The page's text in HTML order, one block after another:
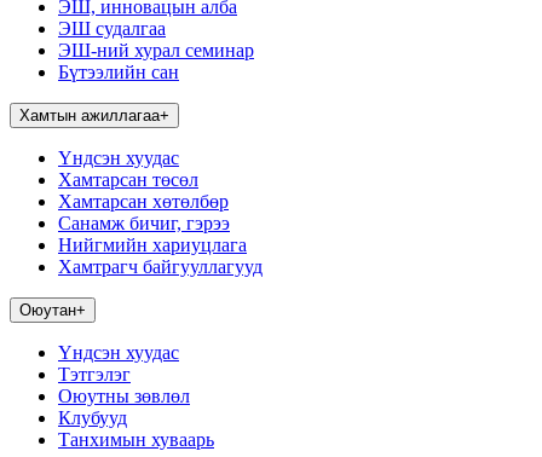
ЭШ, инновацын алба
ЭШ судалгаа
ЭШ-ний хурал семинар
Бүтээлийн сан
Хамтын ажиллагаа+
Үндсэн хуудас
Хамтарсан төсөл
Хамтарсан хөтөлбөр
Санамж бичиг, гэрээ
Нийгмийн хариуцлага
Хамтрагч байгууллагууд
Оюутан+
Үндсэн хуудас
Тэтгэлэг
Оюутны зөвлөл
Клубууд
Танхимын хуваарь